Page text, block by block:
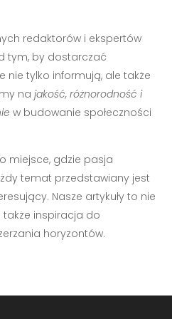
redaktorów i ekspertów
tym, by dostarczać
nie tylko informują, ale także
najakość, różnorodność i
w budowanie społeczności
miejsce, gdzie pasja
temat przedstawiany jest
Nasze artykuły to nie
także inspiracja do
horyzontów.